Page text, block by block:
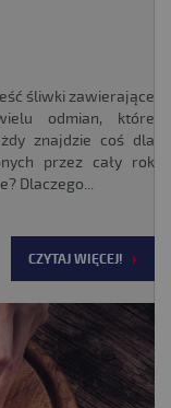
śliwki zawierające
odmian, które
znajdzie coś dla
przez cały rok
Dlaczego...
CZYTAJ WIĘCEJ!